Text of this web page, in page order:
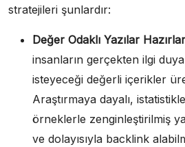
stratejileri şunlardır:
Değer Odaklı Yazılar
insanların gerçekten ilgi
isteyeceği değerli içerikler
Araştırmaya dayalı,
örneklerle zenginleştirilmiş
ve dolayısıyla backlink